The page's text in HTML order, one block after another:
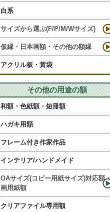
白系
サイズから選ぶ(F/P/M/Wサイズ)
仮縁・日本画額・その他の額縁
アクリル板・黃袋
その他の用途の額
和額・色紙額・短冊額
ハガキ用額
フレーム付き作家作品
インテリア/ハンドメイド
OAサイズ(コピー用紙サイズ)対応額
画用紙額
クリアファイル専用額